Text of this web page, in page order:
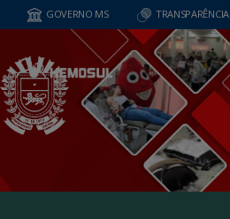
GOVERNO MS TRANSPARÊNCIA